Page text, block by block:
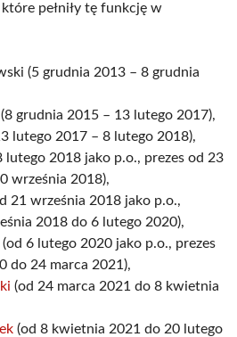
pełniły tę funkcję w
(5 grudnia 2013 – 8 grudnia
grudnia 2015 – 13 lutego 2017),
lutego 2017 – 8 lutego 2018),
lutego 2018 jako p.o., prezes od 23
września 2018),
21 września 2018 jako p.o.,
2018 do 6 lutego 2020),
6 lutego 2020 jako p.o., prezes
do 24 marca 2021),
(od 24 marca 2021 do 8 kwietnia
(od 8 kwietnia 2021 do 20 lutego